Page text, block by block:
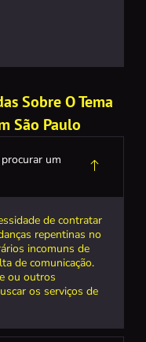
Sobre O Tema
São Paulo
um
de contratar
repentinas no
incomuns de
de comunicação.
ou outros
os serviços de